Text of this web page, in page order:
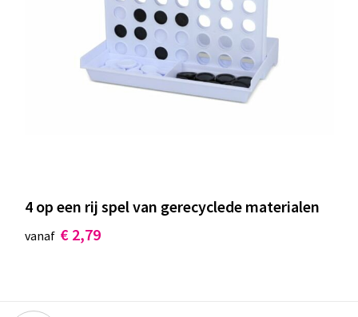
4 op een rij spel van gerecyclede materialen
vanaf € 2,79